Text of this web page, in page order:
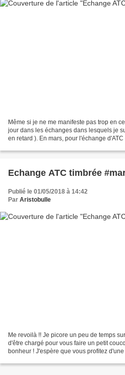
Même si je ne me manifeste pas trop en
jour dans les échanges dans lesquels je
en retard ). En mars, pour l'échange
Echange ATC timbrée
Publié le 01/05/2018 à 14:42
Par Aristobulle
Me revoilà !! Je picore un peu de temps
d'être chargé pour vous faire un petit
bonheur ! J'espère que vous profitez